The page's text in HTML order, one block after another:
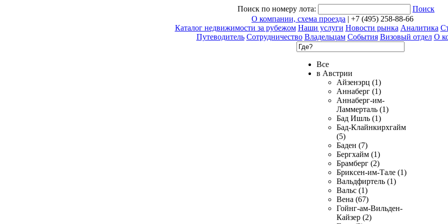
Поиск по номеру лота:
Поиск
О компании, схема проезда | +7 (495) 258-88-66
Каталог недвижимости за рубежом Наши услуги Новости рынка Аналитика
Путеводитель Сотрудничество Владельцам События Визовый отдел О
Все
в Австрии
Айзенэрц (1)
Аннаберг (1)
Аннаберг-им-
Ламмерталь (1)
Бад Ишль (1)
Бад-Клайнкирхгайм
(5)
Баден (7)
Бергхайм (1)
Брамберг (2)
Бриксен-им-Тале (1)
Вальдфиртель (1)
Вальс (1)
Вена (67)
Гойнг-ам-Вильден-
Кайзер (2)